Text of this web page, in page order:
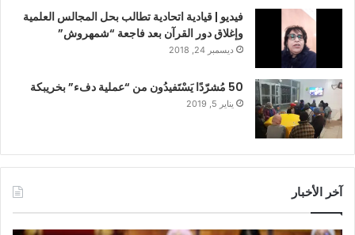
فيديو | قيادية اتحادية تطالب بحل المجالس العلمية
وإغلاق دور القرآن بعد فاجعة “شمهروش”
ديسمبر 24, 2018
50 مُشرّدًا يَسْتَفيدُون من “عملية دفء” بخريبكة
يناير 5, 2019
آخر الأخبار